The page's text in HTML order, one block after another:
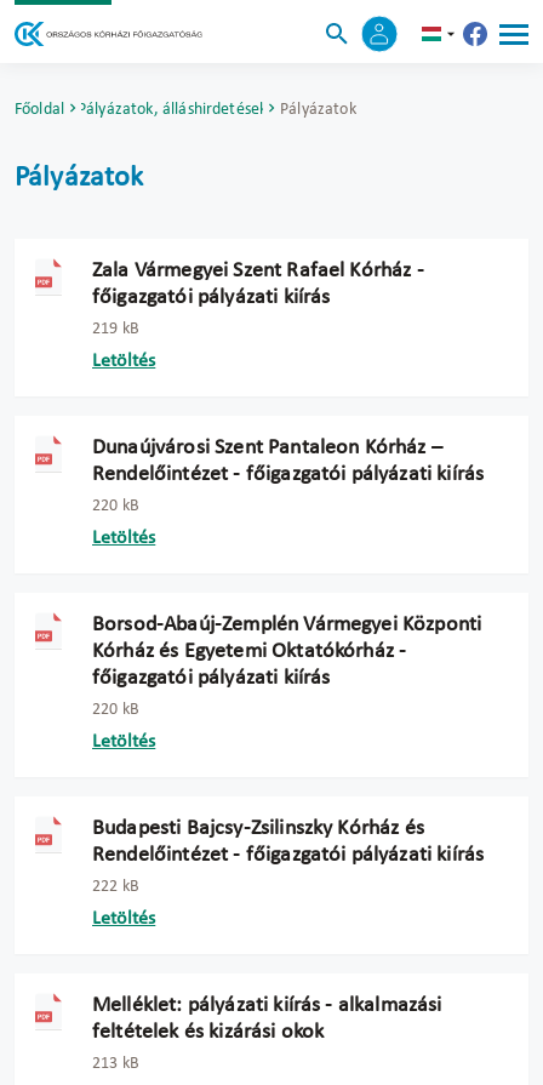
Főoldal Pályázatok, álláshirdetések Pályázatok
Pályázatok
Zala Vármegyei Szent Rafael Kórház -
főigazgatói pályázati kiírás
219 kB
Letöltés
Dunaújvárosi Szent Pantaleon Kórház –
Rendelőintézet - főigazgatói pályázati kiírás
220 kB
Letöltés
Borsod-Abaúj-Zemplén Vármegyei Központi
Kórház és Egyetemi Oktatókórház -
főigazgatói pályázati kiírás
220 kB
Letöltés
Budapesti Bajcsy-Zsilinszky Kórház és
Rendelőintézet - főigazgatói pályázati kiírás
222 kB
Letöltés
Melléklet: pályázati kiírás - alkalmazási
feltételek és kizárási okok
213 kB